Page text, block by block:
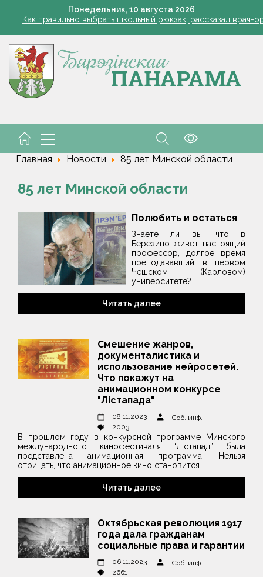
Понедельник,10 августа 2026
Как правильно выбрать школьный рюкзак, рассказал врач-
Лукашенко вручена Ленинская премия ЦК КПРФ
Лукашенко встретился с лидером КПРФ Зюгановым
Как правильно выбрать школьный рюкзак, рассказал врач-
8 августа открылся сезон охоты на пернатую дичь
Лукашенко вручена Ленинская премия ЦК КПРФ
Лукашенко встретился с лидером КПРФ Зюгановым
Главная Новости 85 лет Минской области
85 лет Минской области
Полюбить и остаться
Знаете ли вы, что в
Березино живет настоящий
профессор, долгое время
преподававший в первом
Чешском (Карловом)
университете?
Читать далее
Смешение жанров,
документалистика и
использование нейросетей.
Что покажут на
анимационном конкурсе
"Лістапада"
08.11.2023
Соб. инф.
2003
В прошлом году в конкурсной программе Минского
международного кинофестиваля “Лiстапад” была
представлена анимационная программа. Нельзя
отрицать, что анимационное кино становится…
Читать далее
Октябрьская революция 1917
года дала гражданам
социальные права и гарантии
06.11.2023
Соб. инф.
2661